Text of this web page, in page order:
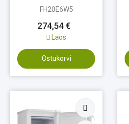
White
FH20E6W5
274,54 €
Laos
Ostukorvi